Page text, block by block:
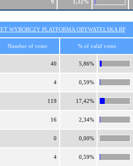
9 1,32%
WYBORCZY PLATFORMA OBYWATELSKA RP
Number of votes % of valid votes
40 5,86%
4 0,59%
119 17,42%
16 2,34%
0 0,00%
4 0,59%